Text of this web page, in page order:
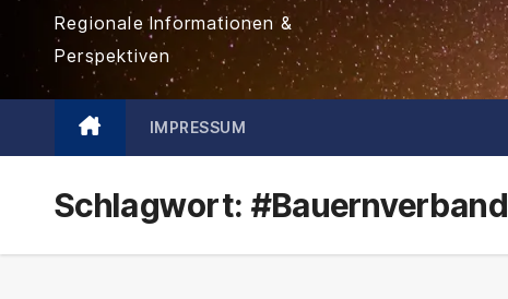
Regionale Informationen &
Perspektiven
IMPRESSUM
Schlagwort: #Bauernverband